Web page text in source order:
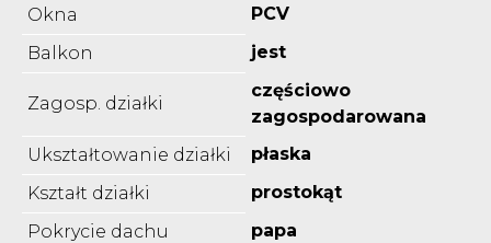
Okna
PCV
Balkon
jest
Zagosp. działki
częściowo
zagospodarowana
Ukształtowanie działki
płaska
Kształt działki
prostokąt
Pokrycie dachu
papa